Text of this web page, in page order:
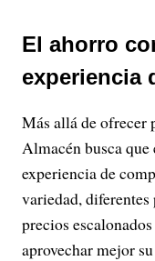
El ahorro
experiencia
Más allá de ofrecer
Almacén busca
experiencia de
variedad,
precios
aprovechar mejor